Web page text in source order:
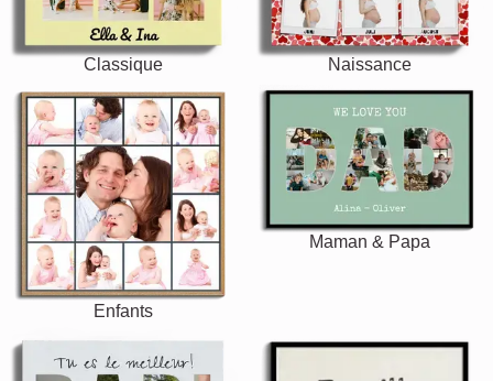
Classique Naissance
Enfants
Maman & Papa